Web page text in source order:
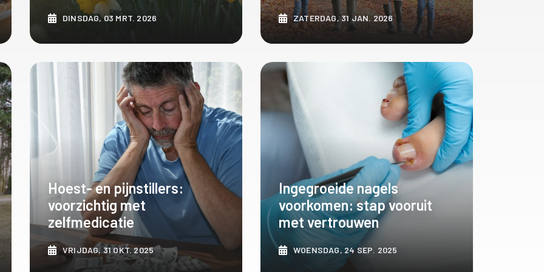
DINSDAG, 03 MRT. 2026
ONTDEK MEER
ZATERDAG, 31 JAN. 2026
ONTDEK MEER
Hoest- en pijnstillers:
voorzichtig met
zelfmedicatie
VRIJDAG, 31 OKT. 2025
Ingegroeide nagels
voorkomen: stap vooruit
met vertrouwen
WOENSDAG, 24 SEP. 2025